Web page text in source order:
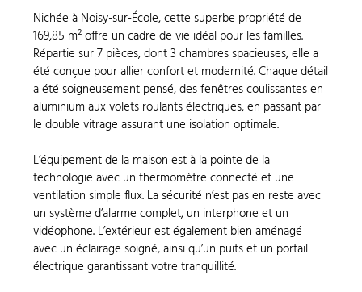
Nichée à Noisy-sur-École, cette superbe propriété de
169,85 m² offre un cadre de vie idéal pour les familles.
Répartie sur 7 pièces, dont 3 chambres spacieuses, elle a
été conçue pour allier confort et modernité. Chaque détail
a été soigneusement pensé, des fenêtres coulissantes en
aluminium aux volets roulants électriques, en passant par
le double vitrage assurant une isolation optimale.
L’équipement de la maison est à la pointe de la
technologie avec un thermomètre connecté et une
ventilation simple flux. La sécurité n’est pas en reste avec
un système d’alarme complet, un interphone et un
vidéophone. L’extérieur est également bien aménagé
avec un éclairage soigné, ainsi qu’un puits et un portail
électrique garantissant votre tranquillité.